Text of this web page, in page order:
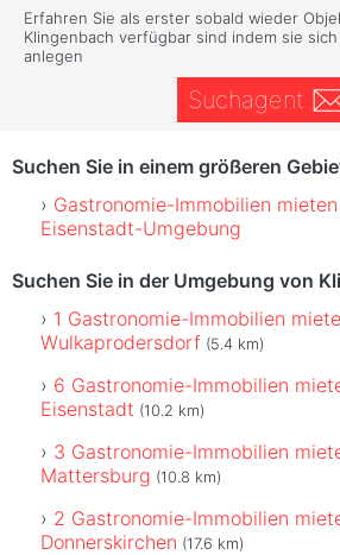
Erfahren Sie als erster sobald wieder
Klingenbach verfügbar sind indem sie
anlegen
Suchagent
Suchen Sie in einem größeren
Gastronomie-Immobilien
Eisenstadt-Umgebung
Suchen Sie in der Umgebung von
1 Gastronomie-Immobilien
Wulkaprodersdorf (5.4 km)
6 Gastronomie-Immobilien
Eisenstadt (10.2 km)
3 Gastronomie-Immobilien
Mattersburg (10.8 km)
2 Gastronomie-Immobilien
Donnerskirchen (17.6 km)